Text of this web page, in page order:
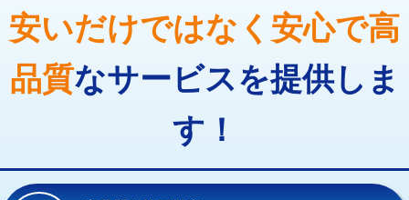
38,500円
追加人工 16,500円
廃棄・処分 現場見積
止水・漏水調査・防水処理・清掃・修
22,000円
止水・漏水調査・防水処理・清掃・修
33,000円
交換・取付（タンク） 22,000円+材料費
安いだけではなく安心で高
品質なサービスを提供しま
す！